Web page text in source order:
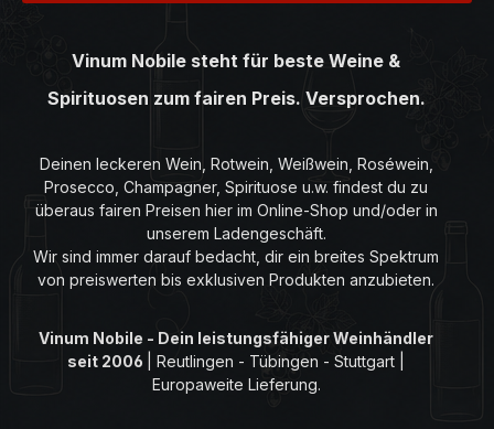
Vinum Nobile steht für beste Weine &
Spirituosen zum fairen Preis. Versprochen.
Deinen leckeren Wein, Rotwein, Weißwein, Roséwein,
Prosecco, Champagner, Spirituose u.w. findest du zu
überaus fairen Preisen hier im Online-Shop und/oder in
unserem Ladengeschäft.
Wir sind immer darauf bedacht, dir ein breites Spektrum
von preiswerten bis exklusiven Produkten anzubieten.
Vinum Nobile - Dein leistungsfähiger Weinhändler
seit 2006
Reutlingen - Tübingen - Stuttgart |
Europaweite Lieferung.